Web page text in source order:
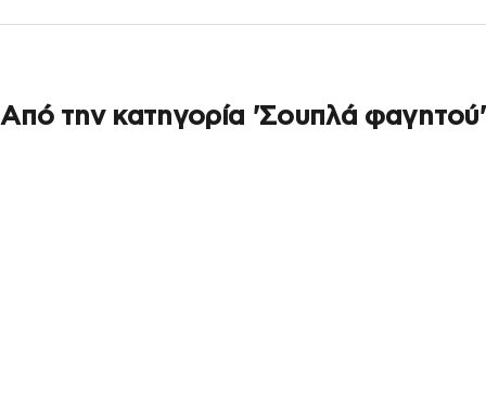
Από την κατηγορία 'Σουπλά φαγητού'